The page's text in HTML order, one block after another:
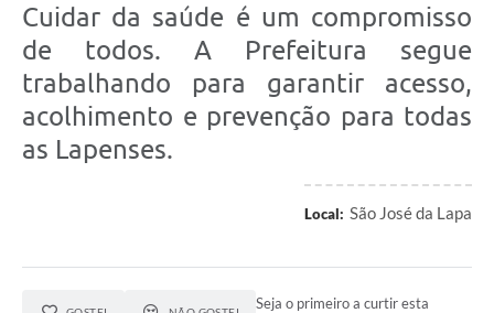
Cuidar da saúde é um compromisso
de todos. A Prefeitura segue
trabalhando para garantir acesso,
acolhimento e prevenção para todas
as Lapenses.
Local: São José da Lapa
Seja o primeiro a curtir esta